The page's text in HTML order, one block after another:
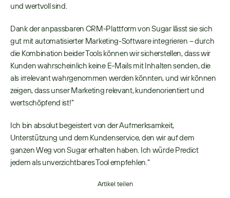
und wertvoll sind.
Dank der anpassbaren CRM-Plattform von Sugar lässt sie sich
gut mit automatisierter Marketing-Software integrieren – durch
die Kombination beider Tools können wir sicherstellen, dass wir
Kunden wahrscheinlich keine E-Mails mit Inhalten senden, die
als irrelevant wahrgenommen werden könnten, und wir können
zeigen, dass unser Marketing relevant, kundenorientiert und
wertschöpfend ist!“
Ich bin absolut begeistert von der Aufmerksamkeit,
Unterstützung und dem Kundenservice, den wir auf dem
ganzen Weg von Sugar erhalten haben. Ich würde Predict
jedem als unverzichtbares Tool empfehlen.“
Artikel teilen